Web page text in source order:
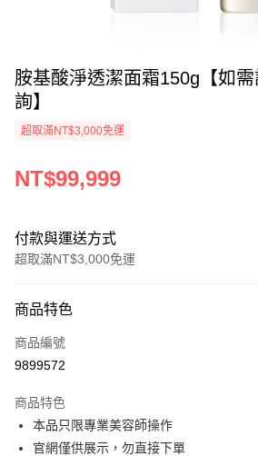
胺基酸淨透潔面霜150g【如
詢】
超取滿NT$3,000免運
NT$99,999
付款與運送方式
超取滿NT$3,000免運
信用卡一次付款
超商取貨付款
AFTEE先享後付
相關說明
商品特色
商品編號
9899572
商品特色
本品只限專業美容師操作
官網僅供展示，勿直接下單